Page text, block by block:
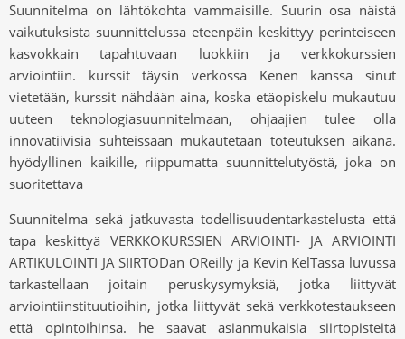
Suunnitelma on lähtökohta vammaisille. Suurin osa näistä
vaikutuksista suunnittelussa eteenpäin keskittyy perinteiseen
kasvokkain tapahtuvaan luokkiin ja verkkokurssien
arviointiin. kurssit täysin verkossa Kenen kanssa sinut
vietetään, kurssit nähdään aina, koska etäopiskelu mukautuu
uuteen teknologiasuunnitelmaan, ohjaajien tulee olla
innovatiivisia suhteissaan mukautetaan toteutuksen aikana.
hyödyllinen kaikille, riippumatta suunnittelutyöstä, joka on
suoritettava
Suunnitelma sekä jatkuvasta todellisuudentarkastelusta että
tapa keskittyä VERKKOKURSSIEN ARVIOINTI- JA ARVIOINTI
ARTIKULOINTI JA SIIRTODan OReilly ja Kevin KelTässä luvussa
tarkastellaan joitain peruskysymyksiä, jotka liittyvät
arviointiinstituutioihin, jotka liittyvät sekä verkkotestaukseen
että opintoihinsa. he saavat asianmukaisia ​​siirtopisteitä